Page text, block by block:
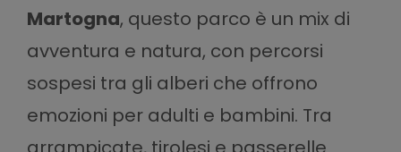
Martogna, questo parco è un mix di
avventura e natura, con percorsi
sospesi tra gli alberi che offrono
emozioni per adulti e bambini. Tra